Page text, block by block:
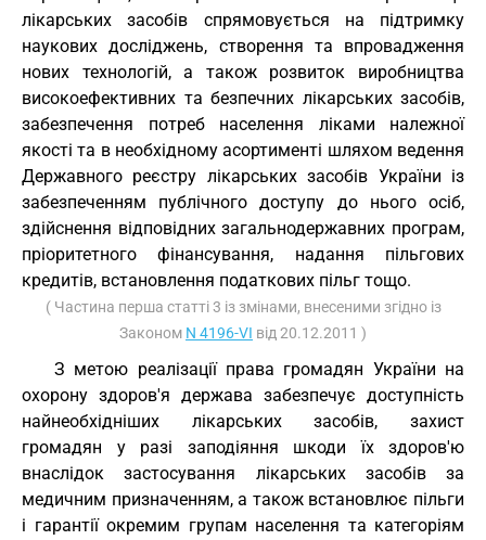
лікарських засобів спрямовується на підтримку
наукових досліджень, створення та впровадження
нових технологій, а також розвиток виробництва
високоефективних та безпечних лікарських засобів,
забезпечення потреб населення ліками належної
якості та в необхідному асортименті шляхом ведення
Державного реєстру лікарських засобів України із
забезпеченням публічного доступу до нього осіб,
здійснення відповідних загальнодержавних програм,
пріоритетного фінансування, надання пільгових
кредитів, встановлення податкових пільг тощо.
( Частина перша статті 3 із змінами, внесеними згідно із
Законом N 4196-VI від 20.12.2011 )
З метою реалізації права громадян України на
охорону здоров'я держава забезпечує доступність
найнеобхідніших лікарських засобів, захист
громадян у разі заподіяння шкоди їх здоров'ю
внаслідок застосування лікарських засобів за
медичним призначенням, а також встановлює пільги
і гарантії окремим групам населення та категоріям